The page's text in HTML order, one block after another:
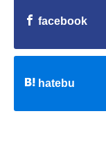
facebook
hatebu